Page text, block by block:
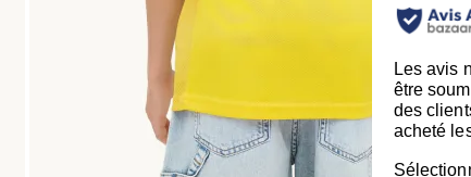
Les avis
être
des
acheté